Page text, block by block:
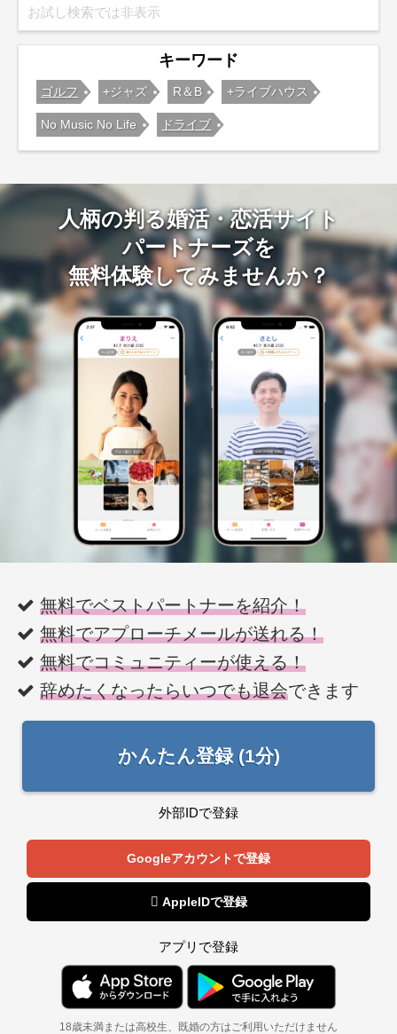
お試し検索では非表示
キーワード
ゴルフ +ジャズ R＆B +ライブハウス
No Music No Life ドライブ
人柄の判る婚活・恋活サイト
パートナーズを
無料体験してみませんか？
無料でベストパートナーを紹介！
無料でアプローチメールが送れる！
無料でコミュニティーが使える！
辞めたくなったらいつでも退会できます
かんたん登録 (1分)
外部IDで登録
Googleアカウントで登録
 AppleIDで登録
アプリで登録
18歳未満または高校生、既婚の方はご利用いただけません